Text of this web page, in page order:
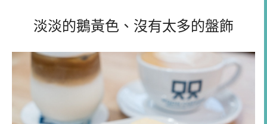
淡淡的鵝黃色、沒有太多的盤飾